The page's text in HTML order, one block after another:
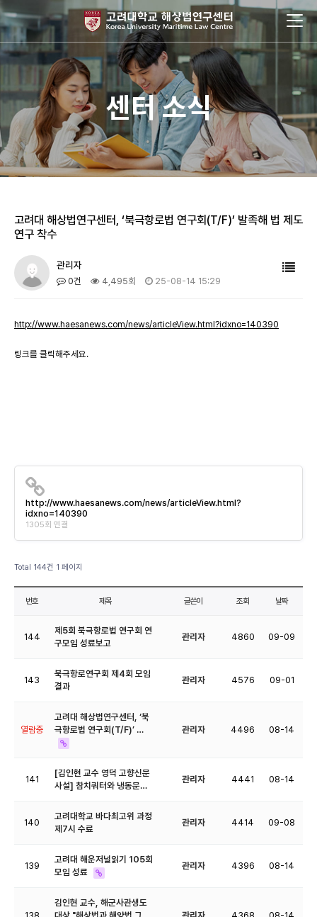
센터 소식
고려대 해상법연구센터, ‘북극항로법 연구회(T/F)’ 발족해 법 제도
연구 착수
관리자
0건 4,495회 25-08-14 15:29
http://www.haesanews.com/news/articleView.html?idxno=140390
링크를 클릭해주세요.
http://www.haesanews.com/news/articleView.html?
idxno=140390
1305회 연결
Total 144건 1 페이지
번호 제목 글쓴이 조회 날짜
144
제5회 북극항로법 연구회 연
구모임 성료보고
관리자 4860 09-09
143
북극항로연구회 제4회 모임
결과
관리자 4576 09-01
열람중
고려대 해상법연구센터, ‘북
극항로법 연구회(T/F)’ …
관리자 4496 08-14
141
[​김인현 교수 영덕 고향신문
사설] 참치쿼터와 냉동문…
관리자 4441 08-14
140
고려대학교 바다최고위 과정
제7시 수료
관리자 4414 09-08
139
고려대 해운저널읽기 105회
모임 성료
관리자 4396 08-14
김인현 교수, 해군사관생도